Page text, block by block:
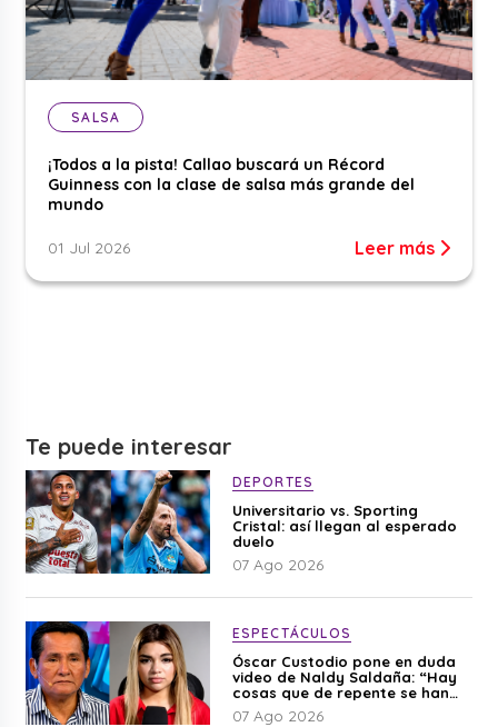
SALSA
¡Todos a la pista! Callao buscará un Récord
Guinness con la clase de salsa más grande del
mundo
01 Jul 2026 Leer más
Te puede interesar
DEPORTES
Universitario vs. Sporting
Cristal: así llegan al esperado
duelo
07 Ago 2026
ESPECTÁCULOS
Óscar Custodio pone en duda
video de Naldy Saldaña: “Hay
cosas que de repente se han
editado”
07 Ago 2026